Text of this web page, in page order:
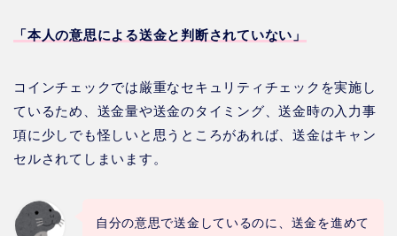
「本人の意思による送金と判断されていない」
コインチェックでは厳重なセキュリティチェックを実施し
ているため、送金量や送金のタイミング、送金時の入力事
項に少しでも怪しいと思うところがあれば、送金はキャン
セルされてしまいます。
自分の意思で送金しているのに、送金を進めて